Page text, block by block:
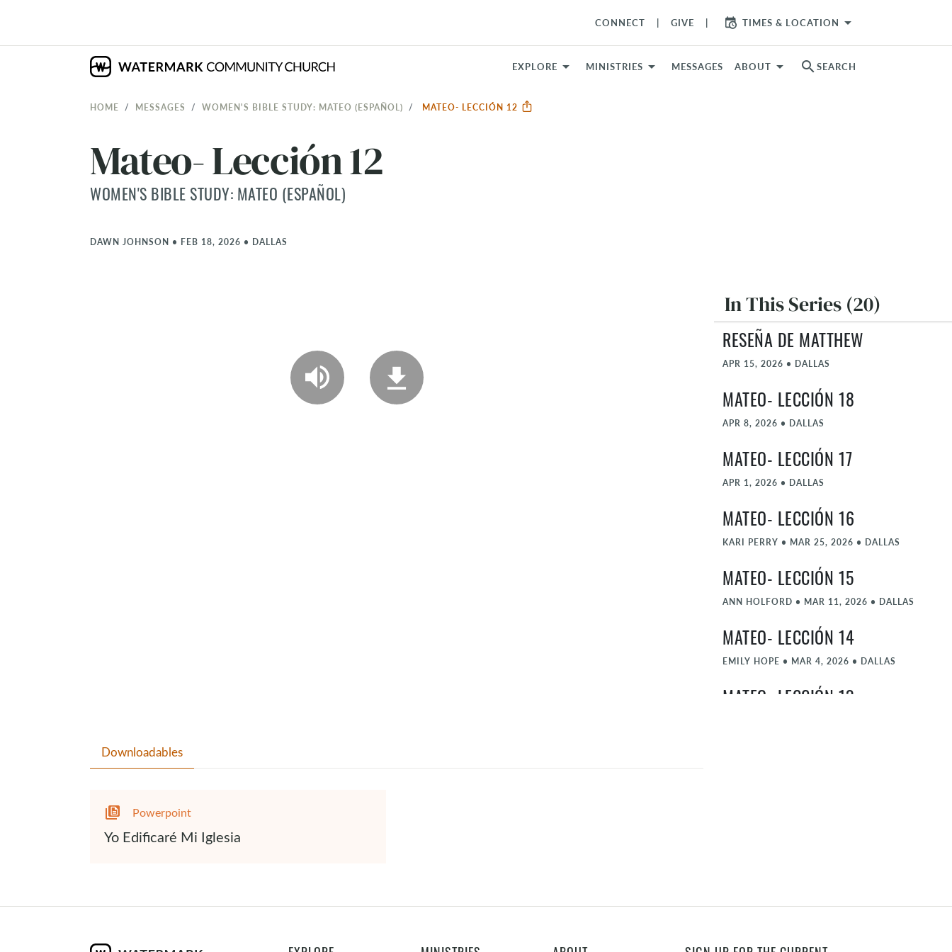
CONNECT GIVE TIMES & LOCATION arrow_drop_down
EXPLORE MINISTRIES MESSAGES ABOUT search SEARCH
HOME MESSAGES WOMEN'S BIBLE STUDY: MATEO (ESPAÑOL) MATEO- LECCIÓN 12
Mateo- Lección 12
WOMEN'S BIBLE STUDY: MATEO (ESPAÑOL)
DAWN JOHNSON • FEB 18, 2026 • DALLAS
In This Series (20)
RESEÑA DE MATTHEW
APR 15, 2026 • DALLAS
MATEO- LECCIÓN 18
APR 8, 2026 • DALLAS
MATEO- LECCIÓN 17
APR 1, 2026 • DALLAS
MATEO- LECCIÓN 16
KARI PERRY • MAR 25, 2026 • DALLAS
MATEO- LECCIÓN 15
ANN HOLFORD • MAR 11, 2026 • DALLAS
MATEO- LECCIÓN 14
EMILY HOPE • MAR 4, 2026 • DALLAS
MATEO- LECCIÓN 13
Downloadables
Powerpoint
Yo Edificaré Mi Iglesia